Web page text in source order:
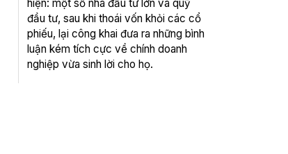
hiện: một số nhà đầu tư lớn và quỹ
đầu tư, sau khi thoái vốn khỏi các cổ
phiếu, lại công khai đưa ra những bình
luận kém tích cực về chính doanh
nghiệp vừa sinh lời cho họ.